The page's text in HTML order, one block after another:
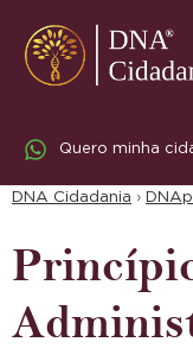
Quero minha
DNA Cidadania ›